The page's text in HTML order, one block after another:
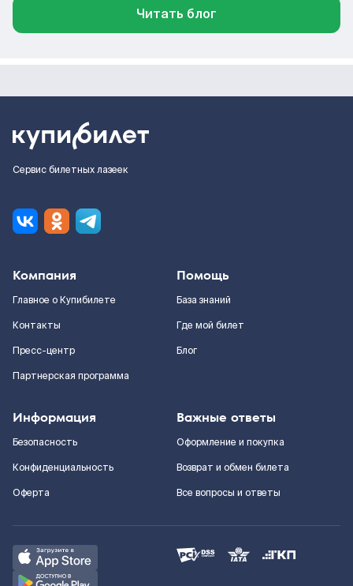
Читать блог
Сервис билетных лазеек
Компания
Главное о Купибилете
Контакты
Пресс-центр
Партнерская программа
Помощь
База знаний
Где мой билет
Блог
Информация
Безопасность
Конфиденциальность
Оферта
Важные ответы
Оформление и покупка
Возврат и обмен билета
Все вопросы и ответы